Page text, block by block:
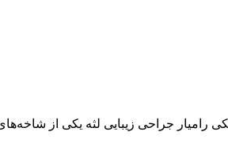
رامیار جراحی زیبایی لثه یکی از